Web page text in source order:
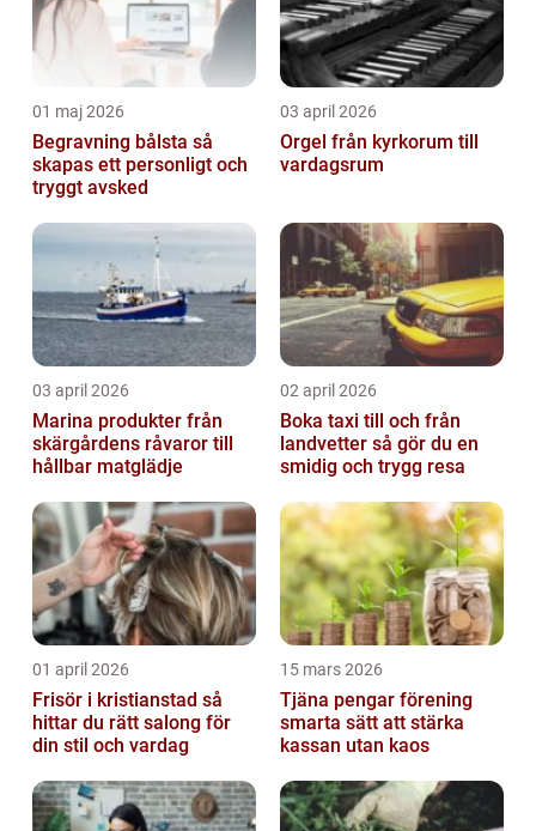
01 maj 2026
Begravning bålsta så
skapas ett personligt och
tryggt avsked
03 april 2026
Orgel från kyrkorum till
vardagsrum
03 april 2026
Marina produkter från
skärgårdens råvaror till
hållbar matglädje
02 april 2026
Boka taxi till och från
landvetter så gör du en
smidig och trygg resa
01 april 2026
Frisör i kristianstad så
hittar du rätt salong för
din stil och vardag
15 mars 2026
Tjäna pengar förening
smarta sätt att stärka
kassan utan kaos